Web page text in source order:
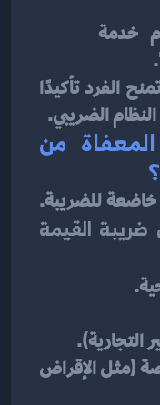
زيارة موقع الهيئة واستخدام خدمة
الضريبي.
التجارية).